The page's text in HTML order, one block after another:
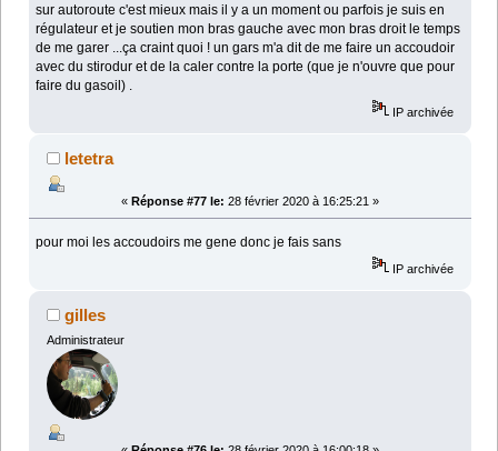
sur autoroute c'est mieux mais il y a un moment ou parfois je suis en
régulateur et je soutien mon bras gauche avec mon bras droit le temps
de me garer ...ça craint quoi ! un gars m'a dit de me faire un accoudoir
avec du stirodur et de la caler contre la porte (que je n'ouvre que pour
faire du gasoil) .
IP archivée
letetra
« Réponse #77 le: 28 février 2020 à 16:25:21 »
pour moi les accoudoirs me gene donc je fais sans
IP archivée
gilles
Administrateur